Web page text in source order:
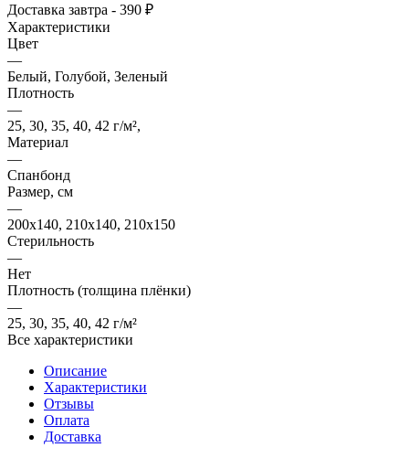
Доставка завтра - 390 ₽
Характеристики
Цвет
—
Белый, Голубой, Зеленый
Плотность
—
25, 30, 35, 40, 42 г/м²,
Материал
—
Спанбонд
Размер, см
—
200x140, 210x140, 210x150
Стерильность
—
Нет
Плотность (толщина плёнки)
—
25, 30, 35, 40, 42 г/м²
Все характеристики
Описание
Характеристики
Отзывы
Оплата
Доставка